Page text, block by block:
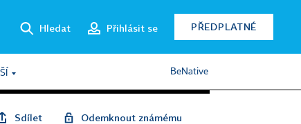
Hledat Přihlásit se PŘEDPLATNÉ
BeNative
Sdílet Odemknout známému